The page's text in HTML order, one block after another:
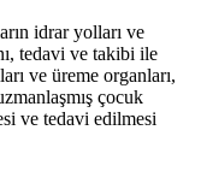
idrar yolları ve
tedavi ve takibi ile
ve üreme organları,
çocuk
ve tedavi edilmesi